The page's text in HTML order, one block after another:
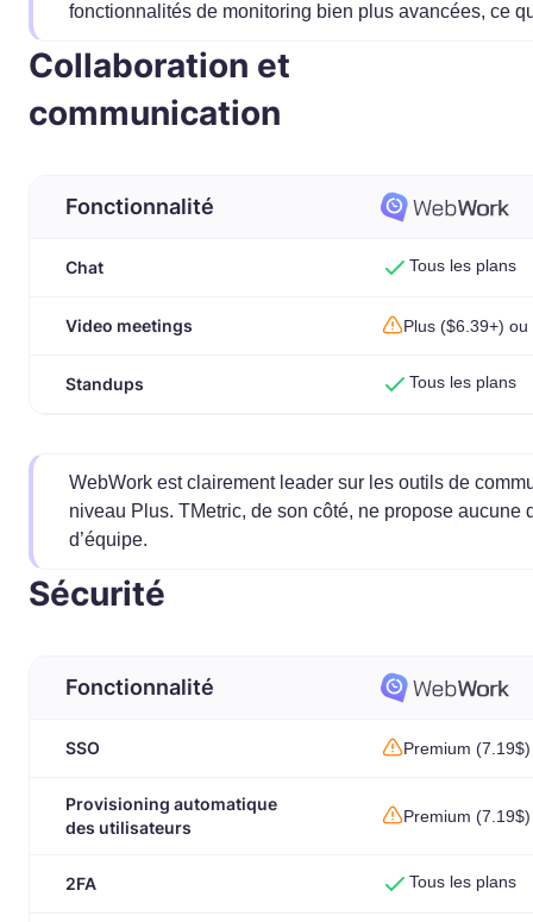
fonctionnalités de monitoring bien plus avancées, ce
Collaboration et
communication
Fonctionnalité
Chat Tous les plans
Video meetings Plus ($6.39+) ou
Standups Tous les plans
WebWork est clairement leader sur les outils de
niveau Plus. TMetric, de son côté, ne propose
d’équipe.
Sécurité
Fonctionnalité
SSO Premium (7.19$)
Provisioning automatique
des utilisateurs
Premium (7.19$)
2FA Tous les plans